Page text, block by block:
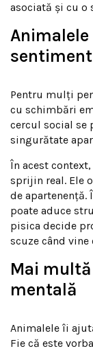
asociată și cu o
Pentru mulți
cu schimbări
cercul social se
singurătate
În acest
sprijin real. Ele
de
poate aduce
pisica decide
scuze când
Mai
mentală
Animalele îi
Fie că este